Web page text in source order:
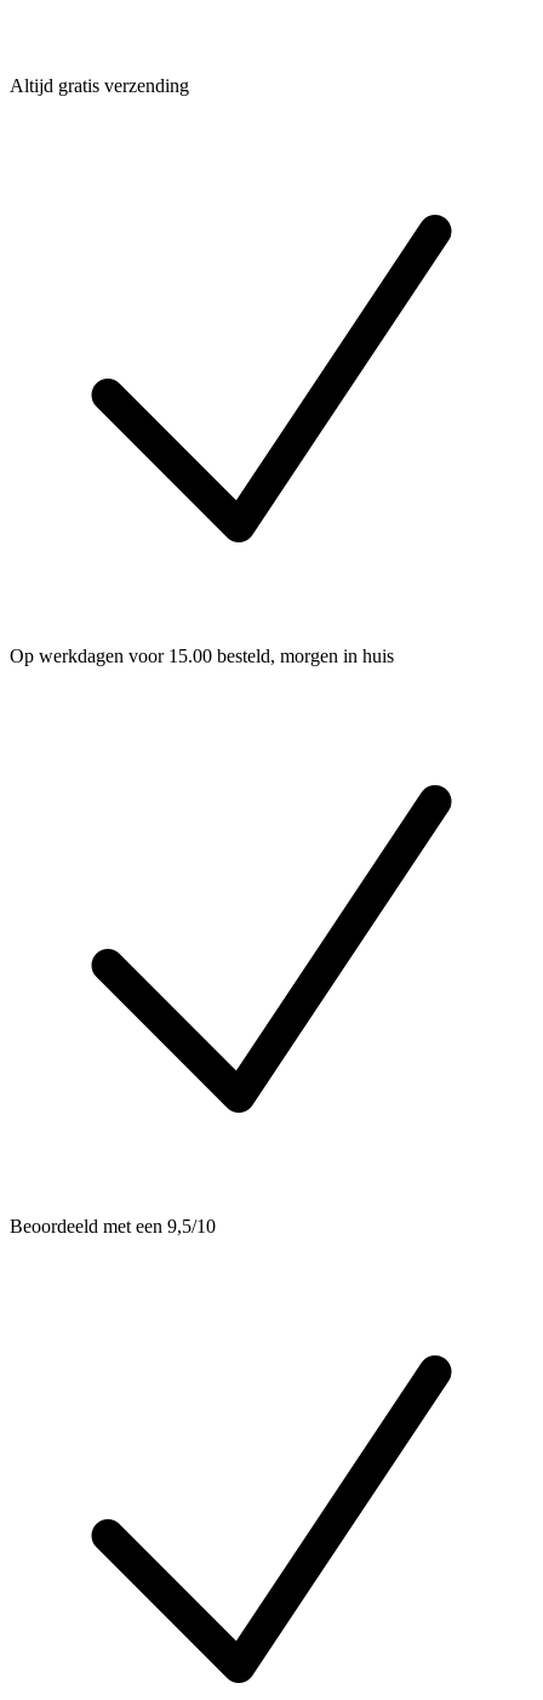
Altijd gratis verzending
Op werkdagen voor 15.00 besteld, morgen in huis
Beoordeeld met een 9,5/10